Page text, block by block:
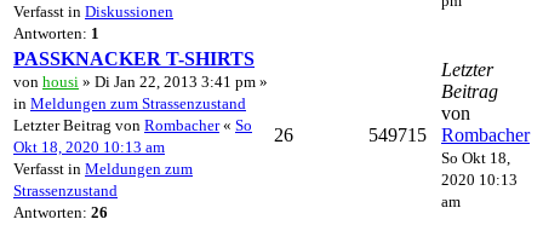
Verfasst in Diskussionen
Antworten: 1
PASSKNACKER T-SHIRTS
von housi » Di Jan 22, 2013 3:41 pm »
in Meldungen zum Strassenzustand
Letzter Beitrag von Rombacher« So
Okt 18, 2020 10:13 am
Verfasst in Meldungen zum
Strassenzustand
Antworten: 26
26 549715
Letzter
Beitrag
von
Rombacher
So Okt 18,
2020 10:13
am